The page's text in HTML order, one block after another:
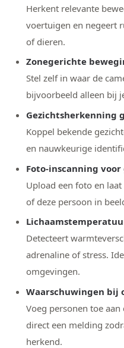
Herkent relevante
voertuigen en negeert
of dieren.
Zonegerichte
Stel zelf in waar de
bijvoorbeeld alleen bij
Gezichtsherkenning
Koppel bekende
en nauwkeurige
Foto-inscanning
Upload een foto en
of deze persoon in
Detecteert
adrenaline of stress.
omgevingen.
Waarschuwingen bij
Voeg personen toe
direct een melding
herkend.